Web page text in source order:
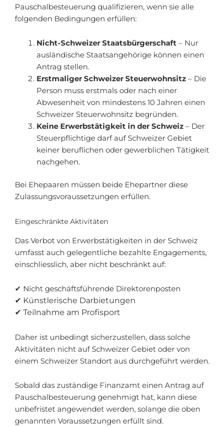
Pauschalbesteuerung qualifizieren, wenn sie alle
folgenden Bedingungen erfüllen:
Nicht-Schweizer Staatsbürgerschaft– Nur
ausländische Staatsangehörige können einen
Antrag stellen.
Erstmaliger Schweizer Steuerwohnsitz– Die
Person muss erstmals oder nach einer
Abwesenheit von mindestens 10 Jahren einen
Schweizer Steuerwohnsitz begründen.
Keine Erwerbstätigkeit in der Schweiz– Der
Steuerpflichtige darf auf Schweizer Gebiet
keiner beruflichen oder gewerblichen Tätigkeit
nachgehen.
Bei Ehepaaren müssen beide Ehepartner diese
Zulassungsvoraussetzungen erfüllen.
Eingeschränkte Aktivitäten
Das Verbot von Erwerbstätigkeiten in der Schweiz
umfasst auch gelegentliche bezahlte Engagements,
einschliesslich, aber nicht beschränkt auf:
✔ Nicht geschäftsführende Direktorenposten
✔ Künstlerische Darbietungen
✔ Teilnahme am Profisport
Daher ist unbedingt sicherzustellen, dass solche
Aktivitäten nicht auf Schweizer Gebiet oder von
einem Schweizer Standort aus durchgeführt werden.
Sobald das zuständige Finanzamt einen Antrag auf
Pauschalbesteuerung genehmigt hat, kann diese
unbefristet angewendet werden, solange die oben
genannten Voraussetzungen erfüllt sind.